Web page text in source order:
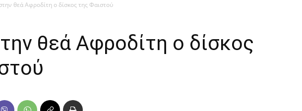
θεά Αφροδίτη ο δίσκος της Φαιστού
θεά Αφροδίτη ο δίσκος